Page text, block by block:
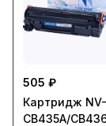
505 ₽
Картридж
CB435A/